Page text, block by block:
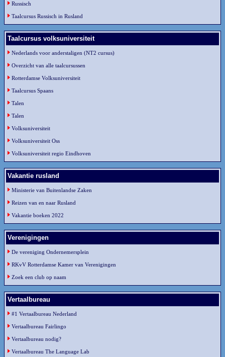
Russisch
Taalcursus Russisch in Rusland
Taalcursus volksuniversiteit
Nederlands voor anderstaligen (NT2 cursus)
Overzicht van alle taalcursussen
Rotterdamse Volksuniversiteit
Taalcursus Spaans
Talen
Talen
Volksuniversiteit
Volksuniversiteit Oss
Volksuniversiteit regio Eindhoven
Vakantie rusland
Ministerie van Buitenlandse Zaken
Reizen van en naar Rusland
Vakantie boeken 2022
Verenigingen
De vereniging Ondernemersplein
RKvV Rotterdamse Kamer van Verenigingen
Zoek een club op naam
Vertaalbureau
#1 Vertaalbureau Nederland
Vertaalbureau Fairlingo
Vertaalbureau nodig?
Vertaalbureau The Language Lab